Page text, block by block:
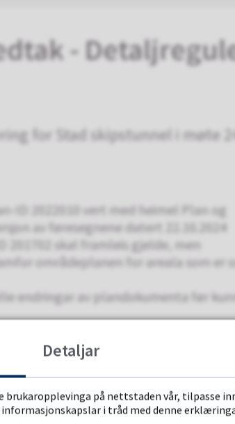
-
for Stad skipstunnel i møte
ID 2022010 vert med heimel Plan og
av føresegnene datert 22.10.2024
201702 skal framleis gjelde, men
områdeplanen for areala som er
endringar av plandokumenta før
for framtidig arealbruk i området.
Detaljar
på nettstaden vår, tilpasse
i tråd med denne